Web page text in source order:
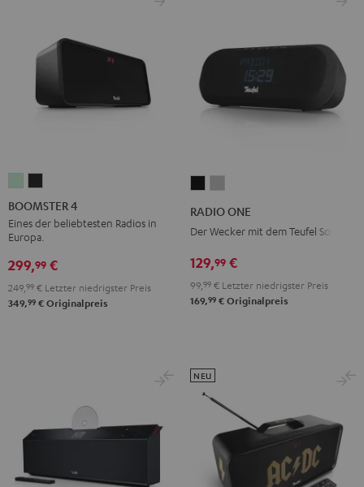
4
Mint
Green
4
Night
Black
BOOMSTER 4
Eines der beliebtesten Radios in
Europa.
299,99 €
249, 99 € Letzter niedrigster Preis
349,99 € Originalpreis
RADIO ONE
Der Wecker mit dem Teufel Sound
129,99 €
99, 99 € Letzter niedrigster Preis
169,99 € Originalpreis
NEU